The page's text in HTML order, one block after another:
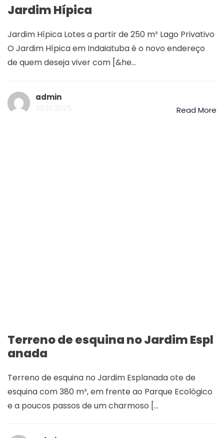
Jardim Hípica
Jardim Hípica Lotes a partir de 250 m² Lago Privativo
O Jardim Hípica em Indaiatuba é o novo endereço
de quem deseja viver com [&he...
admin
30.10.2025
Read More
Terreno de esquina no Jardim Espl
anada
Terreno de esquina no Jardim Esplanada ote de
esquina com 380 m², em frente ao Parque Ecológico
e a poucos passos de um charmoso [...